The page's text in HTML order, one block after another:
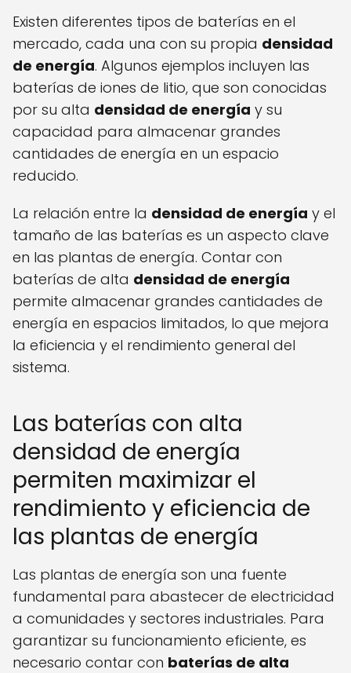
Existen diferentes tipos de baterías en el
mercado, cada una con su propia densidad
de energía. Algunos ejemplos incluyen las
baterías de iones de litio, que son conocidas
por su alta densidad de energía y su
capacidad para almacenar grandes
cantidades de energía en un espacio
reducido.
La relación entre la densidad de energía y el
tamaño de las baterías es un aspecto clave
en las plantas de energía. Contar con
baterías de alta densidad de energía
permite almacenar grandes cantidades de
energía en espacios limitados, lo que mejora
la eficiencia y el rendimiento general del
sistema.
Las baterías con alta
densidad de energía
permiten maximizar el
rendimiento y eficiencia de
las plantas de energía
Las plantas de energía son una fuente
fundamental para abastecer de electricidad
a comunidades y sectores industriales. Para
garantizar su funcionamiento eficiente, es
necesario contar con baterías de alta